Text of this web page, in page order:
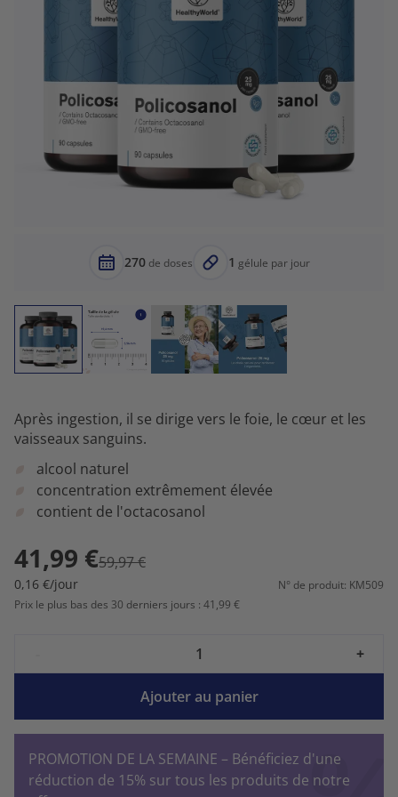
270de doses 1 gélule par jour
Après ingestion, il se dirige vers le foie, le cœur et les
vaisseaux sanguins.
alcool naturel
concentration extrêmement élevée
contient de l'octacosanol
41,99 €59,97 €
0,16 €/jour
N° de produit: KM509
Prix le plus bas des 30 derniers jours : 41,99 €
+
Ajouter au panier
PROMOTION DE LA SEMAINE – Bénéficiez d'une
réduction de 15% sur tous les produits de notre